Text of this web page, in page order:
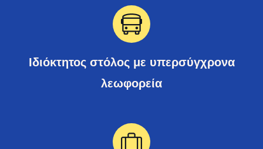
Ιδιόκτητος στόλος με υπερσύγχρονα
λεωφορεία